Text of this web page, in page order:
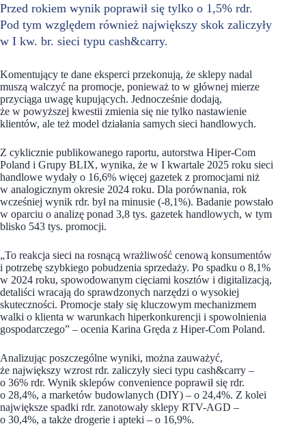
Przed rokiem wynik poprawił się tylko o 1,5% rdr.
Pod tym względem również największy skok zaliczyły
w I kw. br. sieci typu cash&carry.
Komentujący te dane eksperci przekonują, że sklepy nadal
muszą walczyć na promocje, ponieważ to w głównej mierze
przyciąga uwagę kupujących. Jednocześnie dodają,
że w powyższej kwestii zmienia się nie tylko nastawienie
klientów, ale też model działania samych sieci handlowych.
Z cyklicznie publikowanego raportu, autorstwa Hiper-Com
Poland i Grupy BLIX, wynika, że w I kwartale 2025 roku sieci
handlowe wydały o 16,6% więcej gazetek z promocjami niż
w analogicznym okresie 2024 roku. Dla porównania, rok
wcześniej wynik rdr. był na minusie (-8,1%). Badanie powstało
w oparciu o analizę ponad 3,8 tys. gazetek handlowych, w tym
blisko 543 tys. promocji.
„To reakcja sieci na rosnącą wrażliwość cenową konsumentów
i potrzebę szybkiego pobudzenia sprzedaży. Po spadku o 8,1%
w 2024 roku, spowodowanym cięciami kosztów i digitalizacją,
detaliści wracają do sprawdzonych narzędzi o wysokiej
skuteczności. Promocje stały się kluczowym mechanizmem
walki o klienta w warunkach hiperkonkurencji i spowolnienia
gospodarczego” – ocenia Karina Gręda z Hiper-Com Poland.
Analizując poszczególne wyniki, można zauważyć,
że największy wzrost rdr. zaliczyły sieci typu cash&carry –
o 36% rdr. Wynik sklepów convenience poprawił się rdr.
o 28,4%, a marketów budowlanych (DIY) – o 24,4%. Z kolei
największe spadki rdr. zanotowały sklepy RTV-AGD –
o 30,4%, a także drogerie i apteki – o 16,9%.